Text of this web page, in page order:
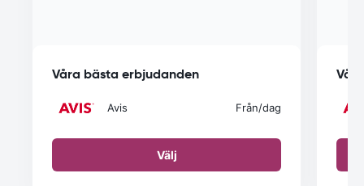
Våra bästa erbjudanden
Avis Från/dag
Välj